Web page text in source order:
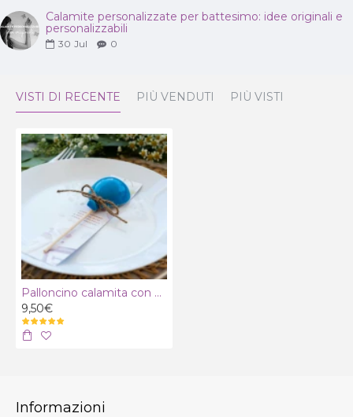
Calamite personalizzate per battesimo: idee originali e
personalizzabili
30 Jul 0
VISTI DI RECENTE PIÙ VENDUTI PIÙ VISTI
Palloncino calamita con Stecco
9,50€
Informazioni